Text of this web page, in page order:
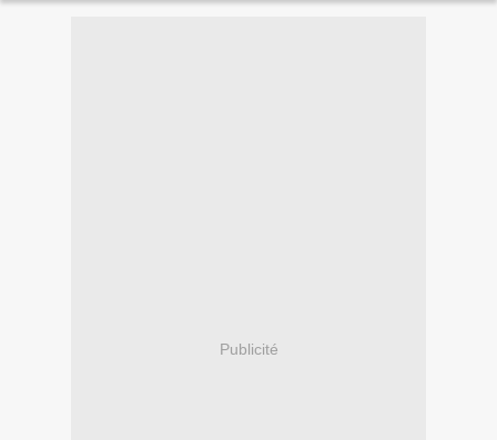
Publicité